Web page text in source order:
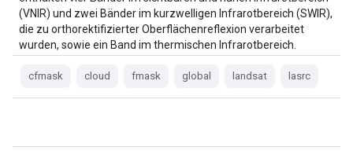
(VNIR) und zwei Bänder im kurzwelligen Infrarotbereich (SWIR),
die zu orthorektifizierter Oberflächenreflexion verarbeitet
wurden, sowie ein Band im thermischen Infrarotbereich.
cfmask cloud fmask global landsat lasrc